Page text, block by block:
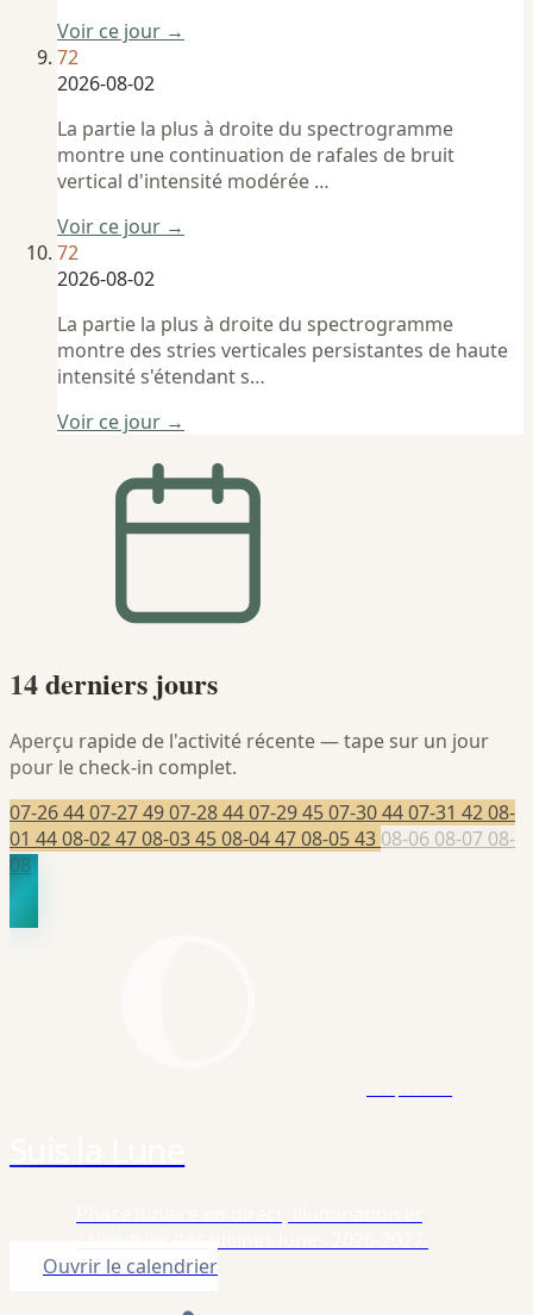
Voir ce jour →
72
2026-08-02
La partie la plus à droite du spectrogramme
montre une continuation de rafales de bruit
vertical d'intensité modérée …
Voir ce jour →
72
2026-08-02
La partie la plus à droite du spectrogramme
montre des stries verticales persistantes de haute
intensité s'étendant s…
Voir ce jour →
14 derniers jours
Aperçu rapide de l'activité récente — tape sur un jour
pour le check-in complet.
07-264407-274907-284407-294507-304407-31 4208-
01 4408-024708-034508-044708-0543 08-06 08-07 08-
08
Ouvrir le calendrier